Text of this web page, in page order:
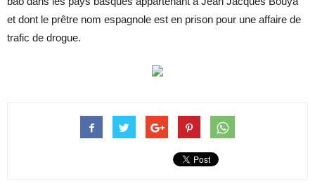
et dont le prêtre nom es­pa­gnole est en pri­son pour une af­faire de
tra­fic de drogue.